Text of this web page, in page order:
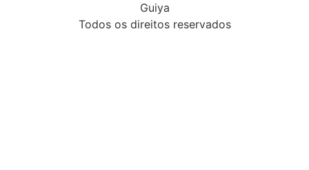
Guiya
Todos os direitos reservados